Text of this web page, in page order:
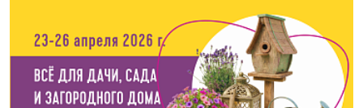
Агрофирма «Флос»
Московская область, г. Старая Купавна,
Акрихиновское шоссе, д. 10